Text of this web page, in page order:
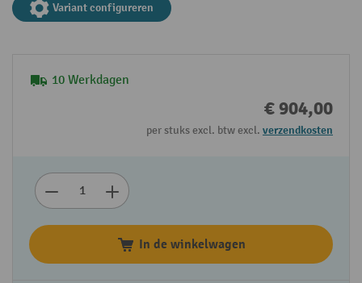
Variant configureren
10 Werkdagen
€ 904,00
per stuks excl. btw excl. verzendkosten
In de winkelwagen